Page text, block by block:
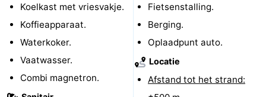
Het
Zwin
Contact
Koelkast met vriesvakje.
Koffieapparaat.
Waterkoker.
Vaatwasser.
Combi magnetron.
Fietsenstalling.
Berging.
Oplaadpunt auto.
Locatie
Afstand tot het strand: